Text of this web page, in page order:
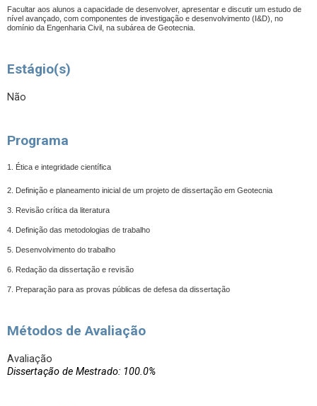
Facultar aos alunos a capacidade de desenvolver, apresentar e discutir um estudo de
nível avançado, com componentes de investigação e desenvolvimento (I&D), no
domínio da Engenharia Civil, na subárea de Geotecnia.
Estágio(s)
Não
Programa
1. Ética e integridade científica
2. Definição e planeamento inicial de um projeto de dissertação em Geotecnia
3. Revisão crítica da literatura
4. Definição das metodologias de trabalho
5. Desenvolvimento do trabalho
6. Redação da dissertação e revisão
7. Preparação para as provas públicas de defesa da dissertação
Métodos de Avaliação
Avaliação
Dissertação de Mestrado: 100.0%